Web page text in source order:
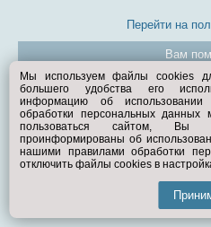
Перейти на
Вам
© Exist.ru
Мы используем файлы cookies
большего удобства его
информацию об
обработки персональных
пользоваться сайтом, Вы
проинформированы об
нашими правилами обработки
отключить файлы cookies в